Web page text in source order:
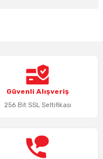
Güvenli Alışveriş
256 Bit SSL Seltifikası